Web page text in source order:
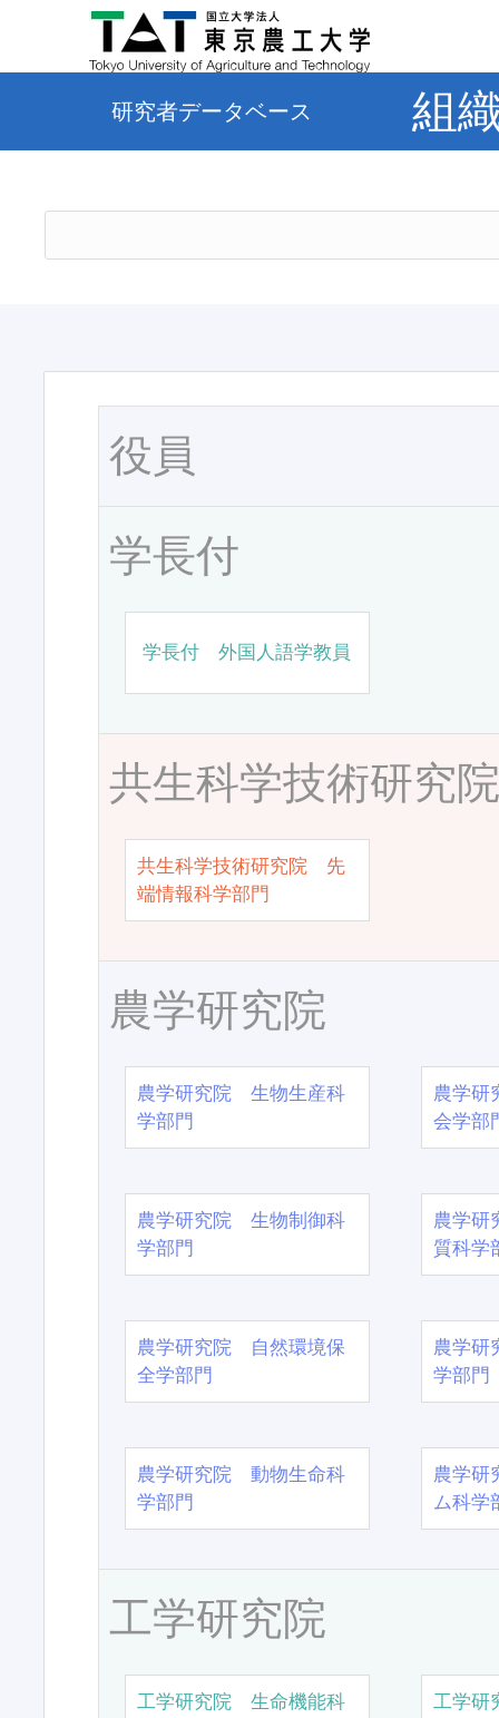
研究者データベース 組
役員
学長付
学長付 外国人語学教員
共生科学技術研究
共生科学技術研究院 先
端情報科学部門
農学研究院
農学研究院 生物生産科
学部門
農学
会学部
農学研究院 生物制御科
学部門
農学
質科学
農学研究院 自然環境保
全学部門
農学
学部門
農学研究院 動物生命科
学部門
農学
ム科学
工学研究院
工学研究院 生命機能科
工学研